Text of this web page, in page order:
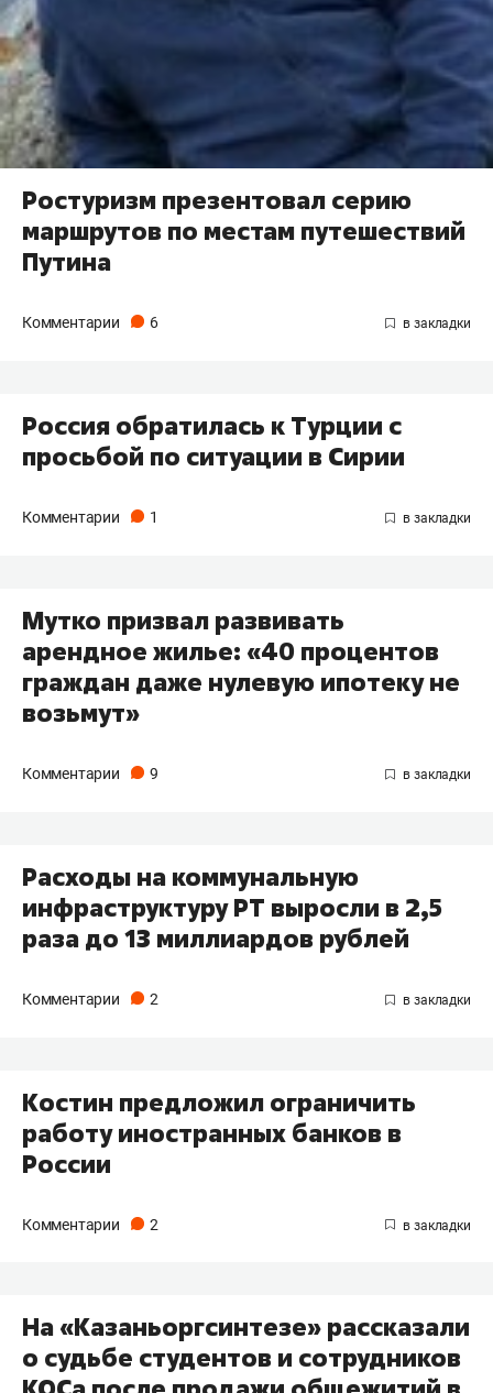
Ростуризм презентовал серию
маршрутов по местам путешествий
Путина
Комментарии 6
Россия обратилась к Турции с
просьбой по ситуации в Сирии
Комментарии 1
Мутко призвал развивать
арендное жилье: «40 процентов
граждан даже нулевую ипотеку не
возьмут»
Комментарии 9
Расходы на коммунальную
инфраструктуру РТ выросли в 2,5
раза до 13 миллиардов рублей
Комментарии 2
Костин предложил ограничить
работу иностранных банков в
России
Комментарии 2
На «Казаньоргсинтезе» рассказали
о судьбе студентов и сотрудников